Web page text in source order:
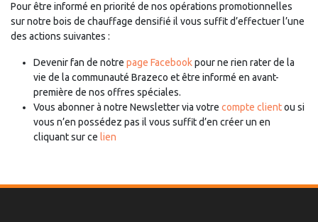
Pour être informé en priorité de nos opérations promotionnelles
sur notre bois de chauffage densifié il vous suffit d’effectuer l’une
des actions suivantes :
Devenir fan de notre page Facebookpour ne rien rater de la
vie de la communauté Brazeco et être informé en avant-
première de nos offres spéciales.
Vous abonner à notre Newsletter via votre compte clientou si
vous n’en possédez pas il vous suffit d’en créer un en
cliquant sur ce lien